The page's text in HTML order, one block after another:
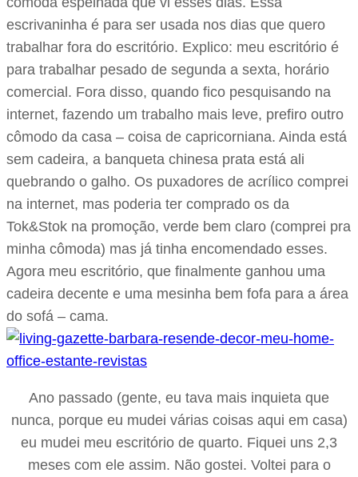
escrivaninha é para ser usada nos dias que quero
trabalhar fora do escritório. Explico: meu escritório é
para trabalhar pesado de segunda a sexta, horário
comercial. Fora disso, quando fico pesquisando na
internet, fazendo um trabalho mais leve, prefiro outro
cômodo da casa – coisa de capricorniana. Ainda está
sem cadeira, a banqueta chinesa prata está ali
quebrando o galho. Os puxadores de acrílico comprei
na internet, mas poderia ter comprado os da
Tok&Stok na promoção, verde bem claro (comprei pra
minha cômoda) mas já tinha encomendado esses.
Agora meu escritório, que finalmente ganhou uma
cadeira decente e uma mesinha bem fofa para a área
do sofá – cama.
Ano passado (gente, eu tava mais inquieta que
nunca, porque eu mudei várias coisas aqui em casa)
eu mudei meu escritório de quarto. Fiquei uns 2,3
meses com ele assim. Não gostei. Voltei para o